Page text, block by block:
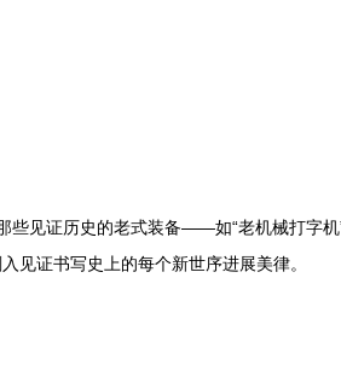
些见证历史的老式装备——如“老机械打字
见证书写史上的每个新世序进展美律。